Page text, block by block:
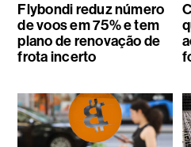
Flybondi reduz número
de voos em 75% e tem
plano de renovação de
frota incerto